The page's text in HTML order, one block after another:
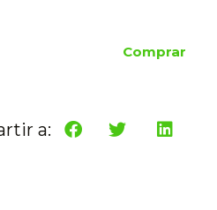
Comprar
a: